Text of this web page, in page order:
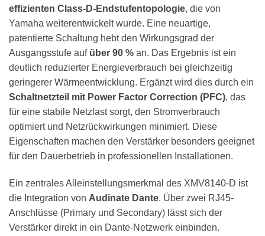
effizienten Class-D-Endstufentopologie, die von
Yamaha weiterentwickelt wurde. Eine neuartige,
patentierte Schaltung hebt den Wirkungsgrad der
Ausgangsstufe auf über 90 % an. Das Ergebnis ist ein
deutlich reduzierter Energieverbrauch bei gleichzeitig
geringerer Wärmeentwicklung. Ergänzt wird dies durch ein
Schaltnetzteil mit Power Factor Correction (PFC), das
für eine stabile Netzlast sorgt, den Stromverbrauch
optimiert und Netzrückwirkungen minimiert. Diese
Eigenschaften machen den Verstärker besonders geeignet
für den Dauerbetrieb in professionellen Installationen.
Ein zentrales Alleinstellungsmerkmal des XMV8140-D ist
die Integration von Audinate Dante. Über zwei RJ45-
Anschlüsse (Primary und Secondary) lässt sich der
Verstärker direkt in ein Dante-Netzwerk einbinden.